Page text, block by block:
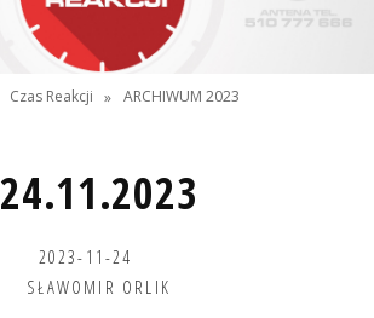
Czas Reakcji » ARCHIWUM 2023
24.11.2023
2023-11-24
SŁAWOMIR ORLIK